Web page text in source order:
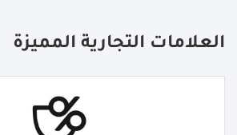
العلامات التجارية المميزة